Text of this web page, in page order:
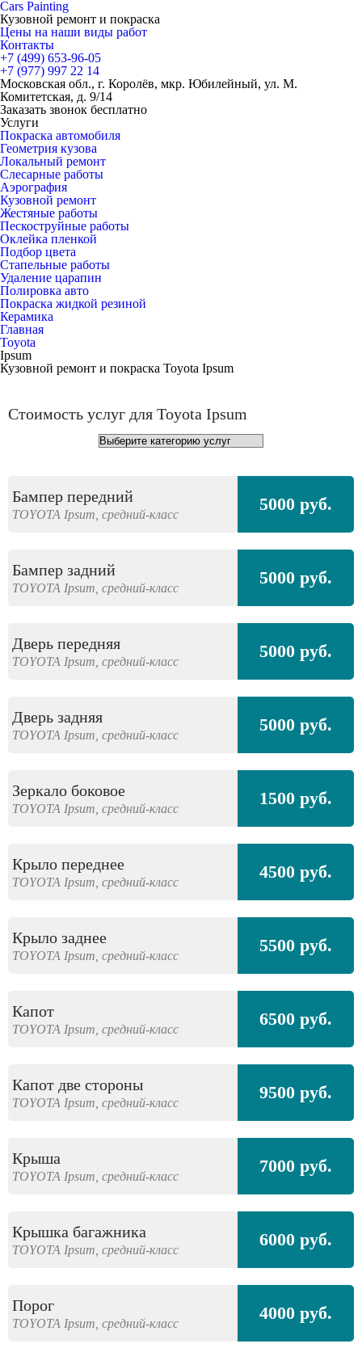
Cars Painting
Кузовной ремонт и покраска
Цены на наши виды работ
Контакты
+7 (499) 653-96-05
+7 (977) 997 22 14
Московская обл., г. Королёв, мкр. Юбилейный, ул. М.
Комитетская, д. 9/14
Заказать звонок бесплатно
Услуги
Покраска автомобиля
Геометрия кузова
Локальный ремонт
Слесарные работы
Аэрография
Кузовной ремонт
Жестяные работы
Пескоструйные работы
Оклейка пленкой
Подбор цвета
Стапельные работы
Удаление царапин
Полировка авто
Покраска жидкой резиной
Керамика
Главная
Toyota
Ipsum
Кузовной ремонт и покраска Toyota Ipsum
Стоимость услуг для Toyota Ipsum
Бампер передний
TOYOTA Ipsum, средний-класс 5000 руб.
Бампер задний
TOYOTA Ipsum, средний-класс 5000 руб.
Дверь передняя
TOYOTA Ipsum, средний-класс 5000 руб.
Дверь задняя
TOYOTA Ipsum, средний-класс 5000 руб.
Зеркало боковое
TOYOTA Ipsum, средний-класс 1500 руб.
Крыло переднее
TOYOTA Ipsum, средний-класс 4500 руб.
Крыло заднее
TOYOTA Ipsum, средний-класс 5500 руб.
Капот
TOYOTA Ipsum, средний-класс 6500 руб.
Капот две стороны
TOYOTA Ipsum, средний-класс 9500 руб.
Крыша
TOYOTA Ipsum, средний-класс 7000 руб.
Крышка багажника
TOYOTA Ipsum, средний-класс 6000 руб.
Порог
TOYOTA Ipsum, средний-класс 4000 руб.